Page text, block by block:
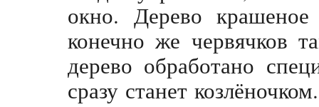
окно. Дерево
конечно же червячков
дерево обработано
сразу станет